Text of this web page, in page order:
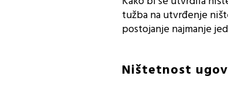
tužba na utvrđenje
postojanje najmanje
Ništetnost